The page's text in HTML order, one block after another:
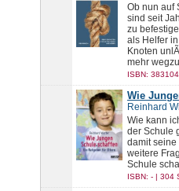
Ob nun auf
sind seit
zu
als Helfer
Knoten
mehr
ISBN:
Wie
Reinhard
Wie kann
der Schule
damit
weitere
Schule
ISBN: - | 304